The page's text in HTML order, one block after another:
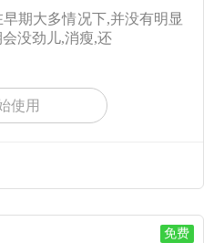
期大多情况下,并没有明显
没劲儿,消瘦,还
使用
免费